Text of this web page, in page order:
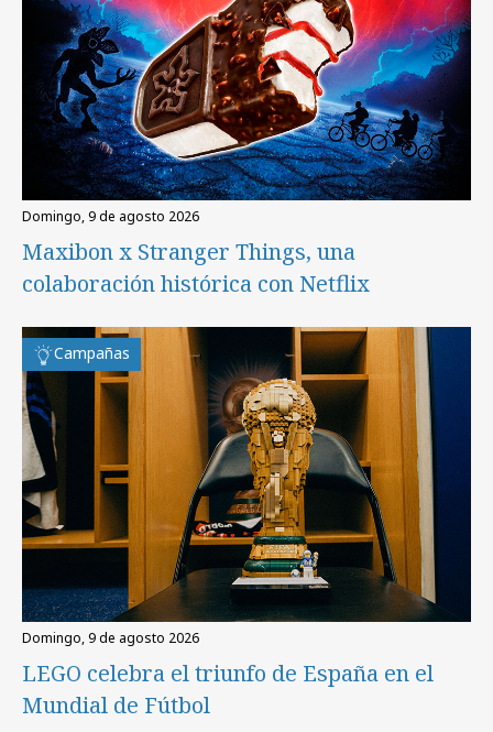
domingo, 9 de agosto 2026
Maxibon x Stranger Things, una
colaboración histórica con Netflix
Campañas
domingo, 9 de agosto 2026
LEGO celebra el triunfo de España en el
Mundial de Fútbol